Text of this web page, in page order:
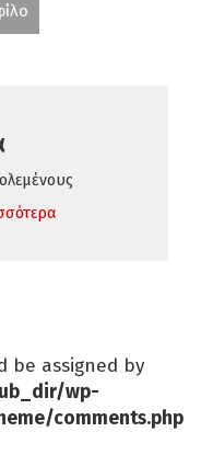
be assigned by
wp-
comments.php